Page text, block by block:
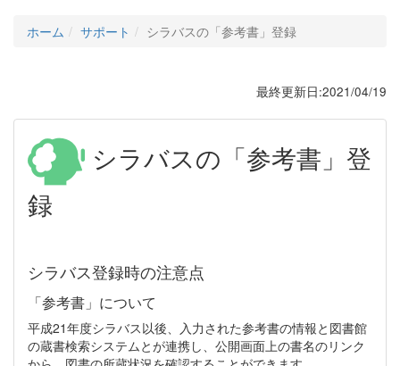
ホーム サポート シラバスの「参考書」登録
最終更新日:2021/04/19
シラバスの「参考書」登
録
シラバス登録時の注意点
「参考書」について
平成21年度シラバス以後、入力された参考書の情報と図書館
の蔵書検索システムとが連携し、公開画面上の書名のリンク